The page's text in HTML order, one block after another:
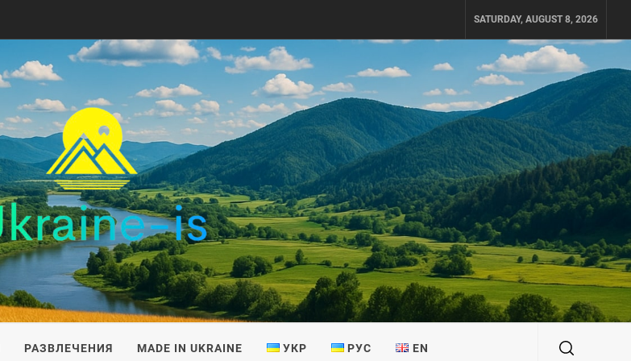
SATURDAY, AUGUST 8, 2026
РАЗВЛЕЧЕНИЯ MADE IN UKRAINE УКР РУС EN